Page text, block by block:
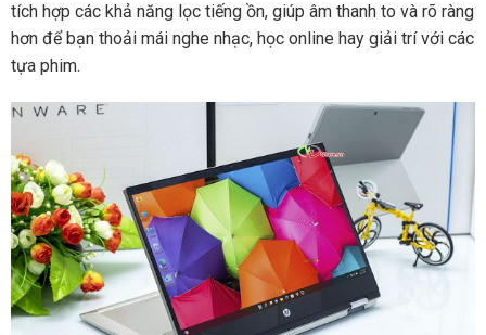
tích hợp các khả năng lọc tiếng ồn, giúp âm thanh to và rõ ràng
hơn để bạn thoải mái nghe nhạc, học online hay giải trí với các
tựa phim.